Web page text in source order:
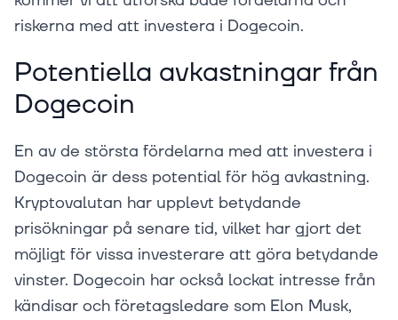
riskerna med att investera i Dogecoin.
Potentiella avkastningar från
Dogecoin
En av de största fördelarna med att investera i
Dogecoin är dess potential för hög avkastning.
Kryptovalutan har upplevt betydande
prisökningar på senare tid, vilket har gjort det
möjligt för vissa investerare att göra betydande
vinster. Dogecoin har också lockat intresse från
kändisar och företagsledare som Elon Musk,